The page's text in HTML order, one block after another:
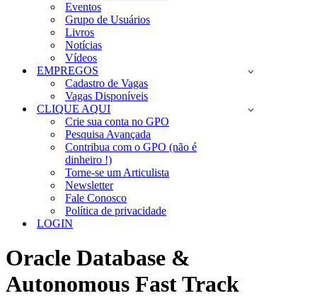
Eventos
Grupo de Usuários
Livros
Notícias
Vídeos
EMPREGOS
Cadastro de Vagas
Vagas Disponíveis
CLIQUE AQUI
Crie sua conta no GPO
Pesquisa Avançada
Contribua com o GPO (não é
dinheiro !)
Torne-se um Articulista
Newsletter
Fale Conosco
Política de privacidade
LOGIN
Oracle Database &
Autonomous Fast Track